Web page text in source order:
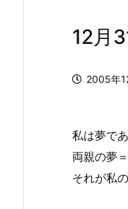
12月
2005年
私は夢で
両親の夢
それが私